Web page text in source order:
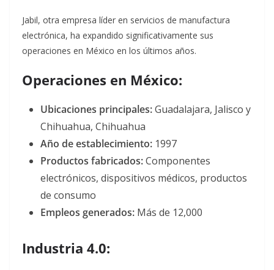
Jabil, otra empresa líder en servicios de manufactura
electrónica, ha expandido significativamente sus
operaciones en México en los últimos años.
Operaciones en México:
Ubicaciones principales:Guadalajara, Jalisco y
Chihuahua, Chihuahua
Año de establecimiento: 1997
Productos fabricados:Componentes
electrónicos, dispositivos médicos, productos
de consumo
Empleos generados: Más de 12,000
Industria 4.0: